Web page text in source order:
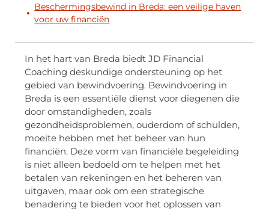
Beschermingsbewind in Breda: een veilige haven
voor uw financiën
In het hart van Breda biedt JD Financial
Coaching deskundige ondersteuning op het
gebied van bewindvoering. Bewindvoering in
Breda is een essentiële dienst voor diegenen die
door omstandigheden, zoals
gezondheidsproblemen, ouderdom of schulden,
moeite hebben met het beheer van hun
financiën. Deze vorm van financiële begeleiding
is niet alleen bedoeld om te helpen met het
betalen van rekeningen en het beheren van
uitgaven, maar ook om een strategische
benadering te bieden voor het oplossen van